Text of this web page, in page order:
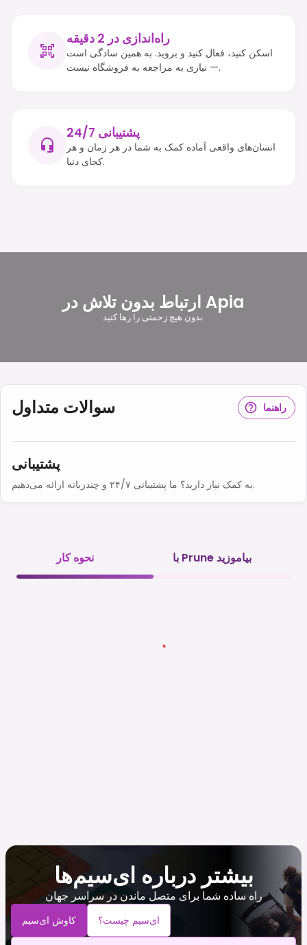
راه‌اندازی در 2 دقیقه
اسکن کنید، فعال کنید و بروید. به همین سادگی است
— نیازی به مراجعه به فروشگاه نیست.
پشتیبانی 24/7
انسان‌های واقعی آماده کمک به شما در هر زمان و هر
کجای دنیا.
ارتباط بدون تلاش در Apia
بدون هیچ زحمتی را رها کنید.
سوالات متداول راهنما
پشتیبانی
به کمک نیاز دارید؟ ما پشتیبانی ۲۴/۷ و چندزبانه ارائه می‌دهیم.
نحوه کار با Prune بیاموزید
بیشتر درباره ای‌سیم‌ها
راه ساده شما برای متصل ماندن در سراسر جهان
کاوش ای‌سیم ای‌سیم چیست؟